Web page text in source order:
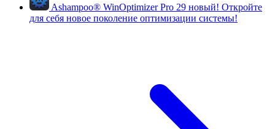
Ashampoo® WinOptimizer Pro 29 новый! Откройте
для себя новое поколение оптимизации системы!